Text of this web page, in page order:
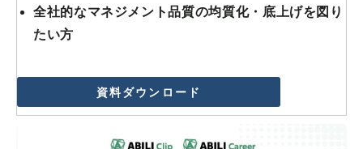
全社的なマネジメント品質の均質化・底上げを図り
たい方
資料ダウンロード